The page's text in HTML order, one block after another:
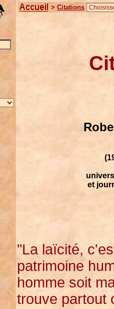
> Citations
et
"La laïcité,
patrimoine
homme soit
trouve partout